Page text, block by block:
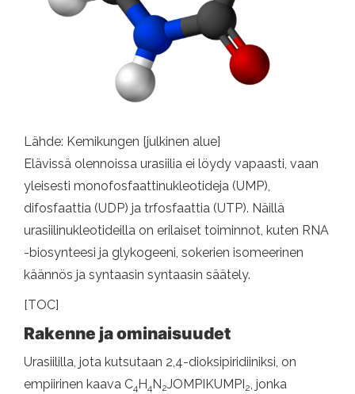
Lähde: Kemikungen [julkinen alue]
Elävissä olennoissa urasiilia ei löydy vapaasti, vaan
yleisesti monofosfaattinukleotideja (UMP),
difosfaattia (UDP) ja trfosfaattia (UTP). Näillä
urasiilinukleotideilla on erilaiset toiminnot, kuten RNA
-biosynteesi ja glykogeeni, sokerien isomeerinen
käännös ja syntaasin syntaasin säätely.
[TOC]
Rakenne ja ominaisuudet
Urasiililla, jota kutsutaan 2,4-dioksipiridiiniksi, on
empiirinen kaava C4H4N2JOMPIKUMPI2, jonka